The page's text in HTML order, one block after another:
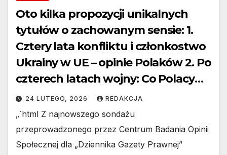
Oto kilka propozycji unikalnych
tytułów o zachowanym sensie: 1.
Cztery lata konfliktu i członkostwo
Ukrainy w UE – opinie Polaków 2. Po
czterech latach wojny: Co Polacy
sądzą o akcesji Ukrainy do Unii
Europejskiej? 3. Polska
perspektywa po czterech latach
wojny – przyszłość Ukrainy w UE 4.
24 LUTEGO, 2026 REDAKCJA
„`html Z najnowszego sondażu
przeprowadzonego przez Centrum Badania Opinii
Społecznej dla „Dziennika Gazety Prawnej”